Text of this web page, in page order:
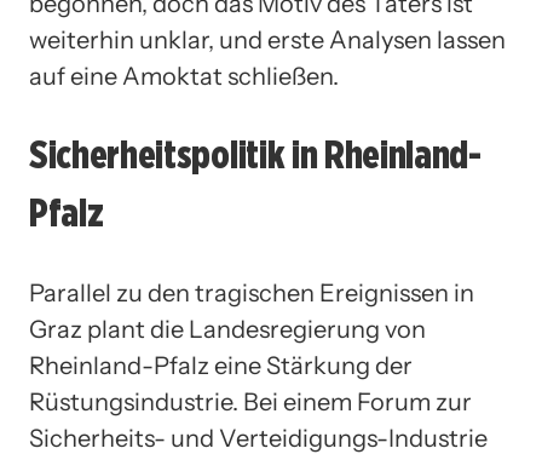
weiterhin unklar, und erste Analysen lassen
auf eine Amoktat schließen.
Sicherheitspolitik in Rheinland-
Pfalz
Parallel zu den tragischen Ereignissen in
Graz plant die Landesregierung von
Rheinland-Pfalz eine Stärkung der
Rüstungsindustrie. Bei einem Forum zur
Sicherheits- und Verteidigungs-Industrie